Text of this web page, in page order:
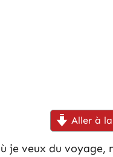
Aller à
je veux du voyage,